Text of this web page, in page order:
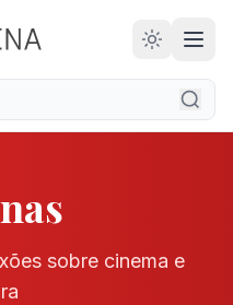
sobre cinema e